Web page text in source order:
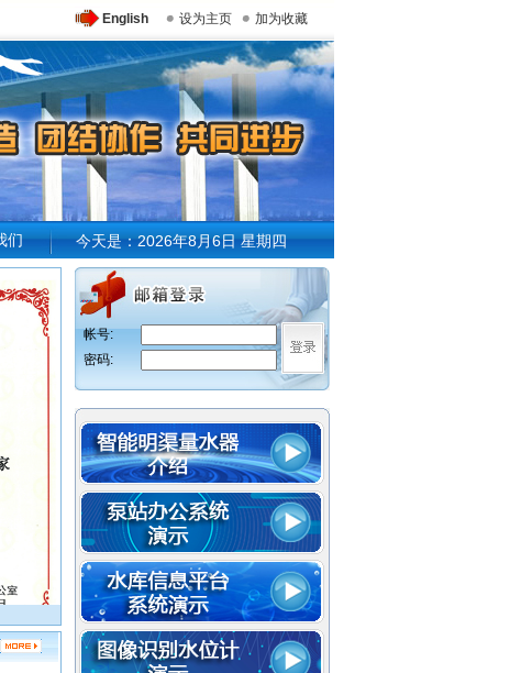
English 设为主页 加为收藏
们 今天是：2026年8月6日 星期四
智能明渠量水器（技术）列入水利部“2021年水利先进实用技术重点推广指导
帐号:
密码: